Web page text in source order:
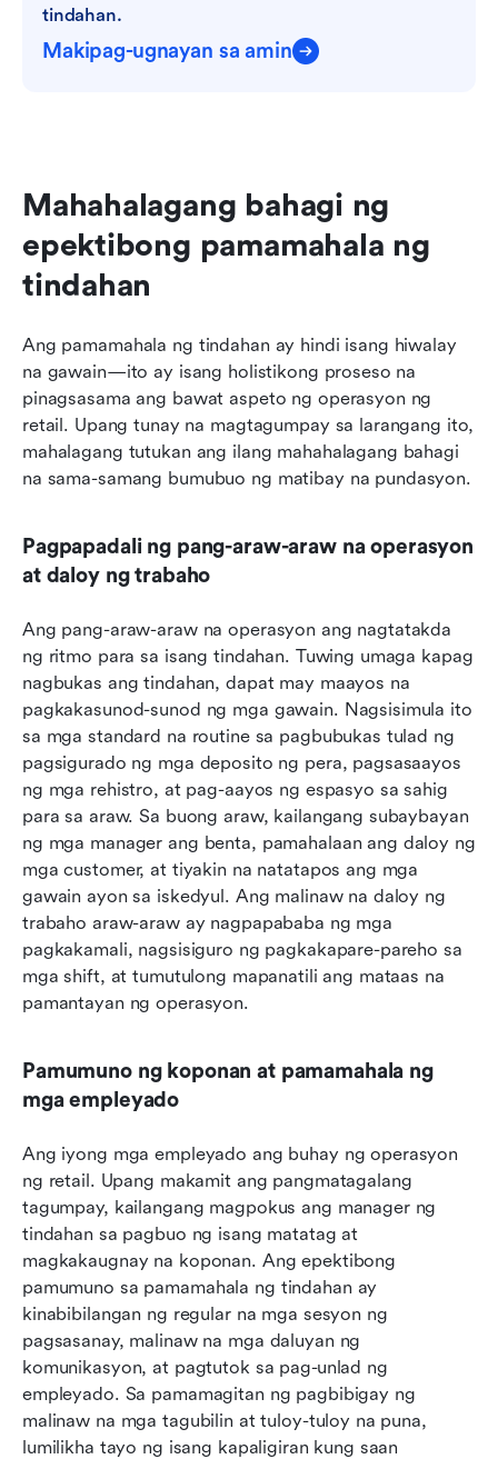
tindahan.
Makipag-ugnayan sa amin
Mahahalagang bahagi ng
epektibong pamamahala ng
tindahan
Ang pamamahala ng tindahan ay hindi isang hiwalay
na gawain—ito ay isang holistikong proseso na
pinagsasama ang bawat aspeto ng operasyon ng
retail. Upang tunay na magtagumpay sa larangang ito,
mahalagang tutukan ang ilang mahahalagang bahagi
na sama-samang bumubuo ng matibay na pundasyon.
Pagpapadali ng pang-araw-araw na operasyon
at daloy ng trabaho
Ang pang-araw-araw na operasyon ang nagtatakda
ng ritmo para sa isang tindahan. Tuwing umaga kapag
nagbukas ang tindahan, dapat may maayos na
pagkakasunod-sunod ng mga gawain. Nagsisimula ito
sa mga standard na routine sa pagbubukas tulad ng
pagsigurado ng mga deposito ng pera, pagsasaayos
ng mga rehistro, at pag-aayos ng espasyo sa sahig
para sa araw. Sa buong araw, kailangang subaybayan
ng mga manager ang benta, pamahalaan ang daloy ng
mga customer, at tiyakin na natatapos ang mga
gawain ayon sa iskedyul. Ang malinaw na daloy ng
trabaho araw-araw ay nagpapababa ng mga
pagkakamali, nagsisiguro ng pagkakapare-pareho sa
mga shift, at tumutulong mapanatili ang mataas na
pamantayan ng operasyon.
Pamumuno ng koponan at pamamahala ng
mga empleyado
Ang iyong mga empleyado ang buhay ng operasyon
ng retail. Upang makamit ang pangmatagalang
tagumpay, kailangang magpokus ang manager ng
tindahan sa pagbuo ng isang matatag at
magkakaugnay na koponan. Ang epektibong
pamumuno sa pamamahala ng tindahan ay
kinabibilangan ng regular na mga sesyon ng
pagsasanay, malinaw na mga daluyan ng
komunikasyon, at pagtutok sa pag-unlad ng
empleyado. Sa pamamagitan ng pagbibigay ng
malinaw na mga tagubilin at tuloy-tuloy na puna,
lumilikha tayo ng isang kapaligiran kung saan